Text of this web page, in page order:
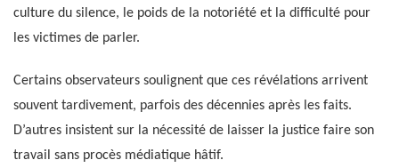
culture du silence, le poids de la notoriété et la difficulté pour
les victimes de parler.
Certains observateurs soulignent que ces révélations arrivent
souvent tardivement, parfois des décennies après les faits.
D’autres insistent sur la nécessité de laisser la justice faire son
travail sans procès médiatique hâtif.